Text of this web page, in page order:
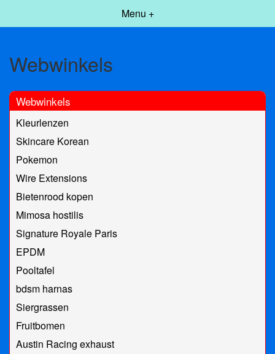
Menu +
Webwinkels
Webwinkels
Kleurlenzen
Skincare Korean
Pokemon
Wire Extensions
Bietenrood kopen
Mimosa hostilis
Signature Royale Paris
EPDM
Pooltafel
bdsm harnas
Siergrassen
Fruitbomen
Austin Racing exhaust